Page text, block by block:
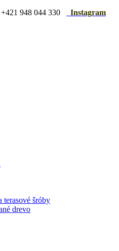
948 044 330
Instagram
terasové šróby
drevo